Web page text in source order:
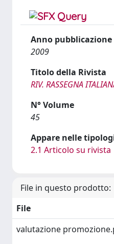
Anno pubblicazione
2009
Titolo della Rivista
RIV. RASSEGNA
N° Volume
45
Appare nelle
2.1 Articolo su rivista
File in questo prodotto:
File
valutazione